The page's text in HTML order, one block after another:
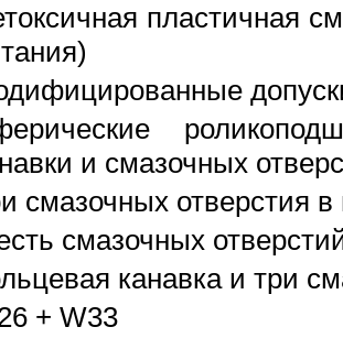
пластичная
и смазочных
смазочных отверстия
смазочных
канавка и три
+ W33